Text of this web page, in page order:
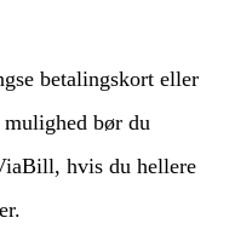
betalingskort eller
bør du
hvis du hellere